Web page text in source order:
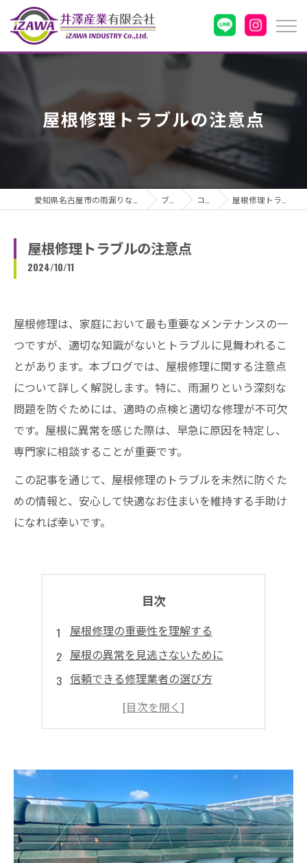
屋根修理トラブルの注意点
ブログ コラム 屋根修理トラブルの注意点
屋根修理トラブルの注意点
2024/10/11
屋根修理は、家庭において最も重要なメンテナンスの一
つですが、適切な知識がないとトラブルに見舞われるこ
とがあります。本ブログでは、屋根修理に関する注意点
について詳しく解説します。特に、雨漏りという深刻な
問題を防ぐためには、適時の点検と適切な修理が不可欠
です。屋根に異常を感じた際は、早急に原因を特定し、
専門家に相談することが重要です。
この記事を通じて、屋根修理のトラブルを未然に防ぐた
めの情報と、安心して快適なお住まいを維持する手助け
になれば幸いです。
目次
屋根修理の重要性を理解する
屋根の異常を見逃さないために
信頼できる修理業者の選び方
定期的なメンテナンスで安心を
屋根修理の施工実績